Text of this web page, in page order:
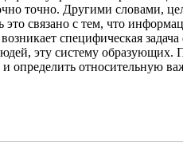
точно. Другими словами,
это связано с тем, что
специфическая
эту систему образующих.
оп­ределить относительную